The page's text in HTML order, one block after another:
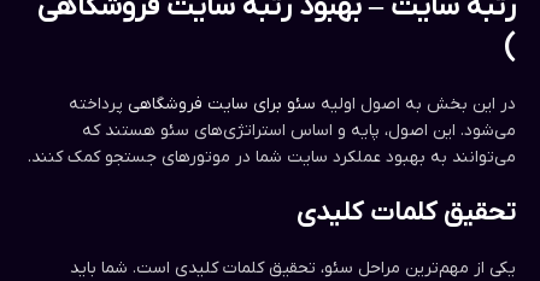
)
در این بخش به اصول اولیه سئو برای سایت فروشگاهی پرداخته
می‌شود. این اصول، پایه و اساس استراتژی‌های سئو هستند که
می‌توانند به بهبود عملکرد سایت شما در موتورهای جستجو کمک کنند.
تحقیق کلمات کلیدی
یکی از مهم‌ترین مراحل سئو، تحقیق کلمات کلیدی است. شما باید